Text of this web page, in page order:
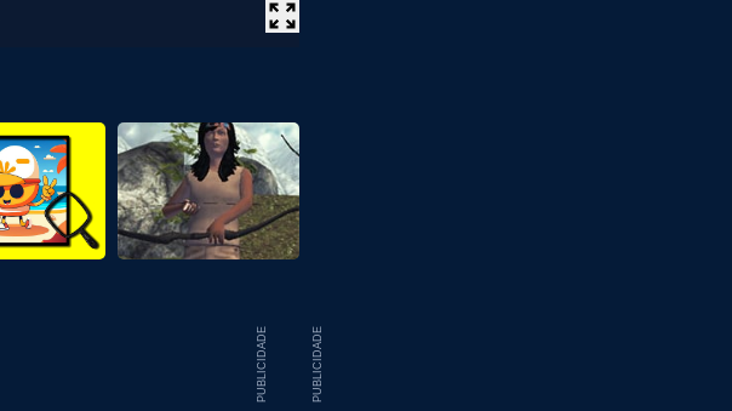
PUBLICIDADE
PUBLICIDADE